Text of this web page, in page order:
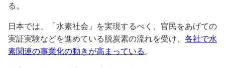
る。
日本では、「水素社会」を実現するべく、官民をあげての
実証実験などを進めている脱炭素の流れを受け、 各社で水
素関連の事業化の動きが高まっている 。